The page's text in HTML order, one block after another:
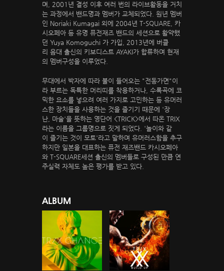
며, 2001년 결성 이후 여러 번의 라이브활동을 거치
는 과정에서 밴드명과 멤버가 교체되었다. 원년 멤버
인 Noriaki Kumagai 외에 2004년 T-SQUARE, 카
시오페아 등 유명 퓨전재즈 밴드의 세션으로 활약했
던 Yuya Komoguchi 가 가입, 2013년에 버클
리 음대 출신의 키보디스트 AYAKI가 합류하며 현재
의 멤버구성을 이루었다.
무대에서 박자에 따라 불이 들어오는 "전동가면"이
라 부르는 독특한 머리띠를 착용하거나, 수록곡에 코
믹한 요소를 넣으려 여러 가지로 고민하는 등 유머러
스한 장치들을 사용하는 것을 즐기기 때문에 '장
난, 마술'을 뜻하는 영단어 <TRICK>에서 따온 TRIX
라는 이름을 그룹명으로 짓게 되었다. '놀이와 같
이 즐기는 것이 모토'라고 말하며 유머러스함을 추구
하지만 일본을 대표하는 퓨전 재즈밴드 카시오페아
와 T-SQUARE세션 출신의 멤버들로 구성된 만큼 연
주실력 자체도 높은 평가를 받고 있다.
ALBUM